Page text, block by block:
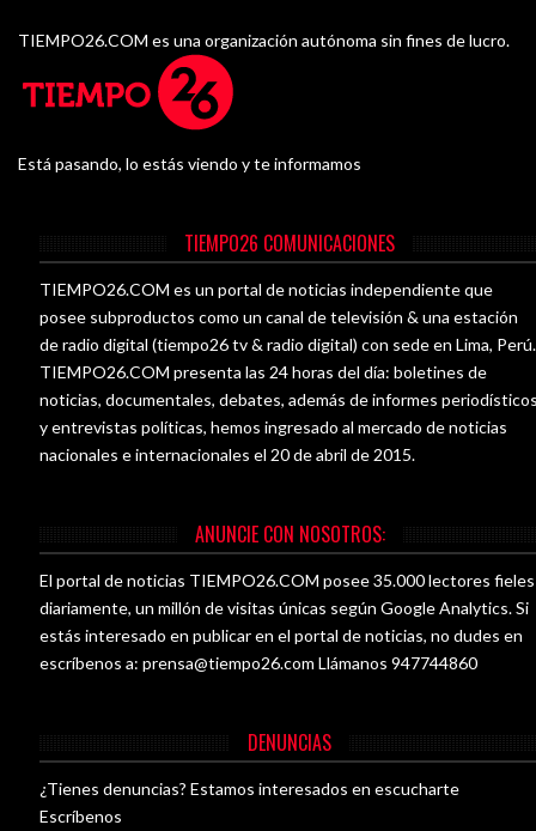
TIEMPO26.COM es una organización autónoma sin fines de lucro.
Está pasando, lo estás viendo y te informamos
TIEMPO26 COMUNICACIONES
TIEMPO26.COM es un portal de noticias independiente que
posee subproductos como un canal de televisión & una estación
de radio digital (tiempo26 tv & radio digital) con sede en Lima, Perú.
TIEMPO26.COM presenta las 24 horas del día: boletines de
noticias, documentales, debates, además de informes
y entrevistas políticas, hemos ingresado al mercado de noticias
nacionales e internacionales el 20 de abril de 2015.
ANUNCIE CON NOSOTROS:
El portal de noticias TIEMPO26.COM posee 35.000 lectores fieles
diariamente, un millón de visitas únicas según Google Analytics. Si
estás interesado en publicar en el portal de noticias, no dudes en
escríbenos a:prensa@tiempo26.com Llámanos 947744860
DENUNCIAS
¿Tienes denuncias? Estamos interesados en escucharte
Escríbenos